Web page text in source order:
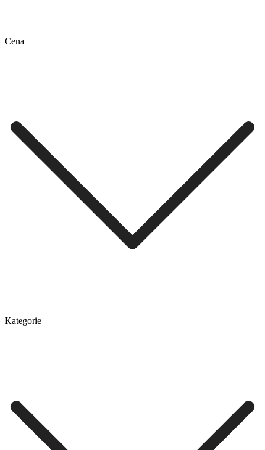
Cena
Kategorie